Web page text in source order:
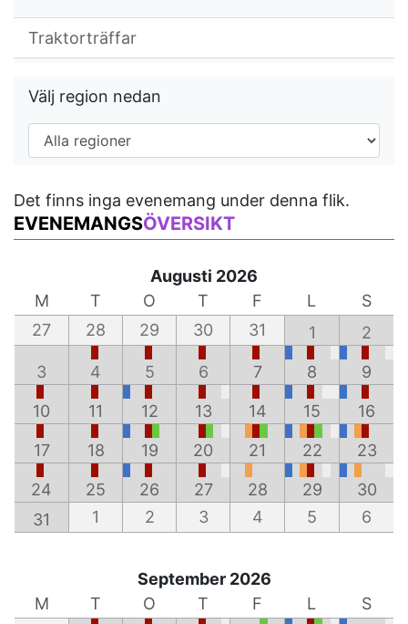
Traktorträffar
Välj region nedan
Det finns inga evenemang under denna flik.
EVENEMANGSÖVERSIKT
Augusti 2026
M
T O T F L
S
27
28 29 30 31 1 2
3 4 5 6 7 8 9
10 11 12 13 14 15 16
17 18 19 20 21 22 23
24 25 26 27 28 29
30
31
1 2 3 4 5 6
September 2026
M
T O T F L
S